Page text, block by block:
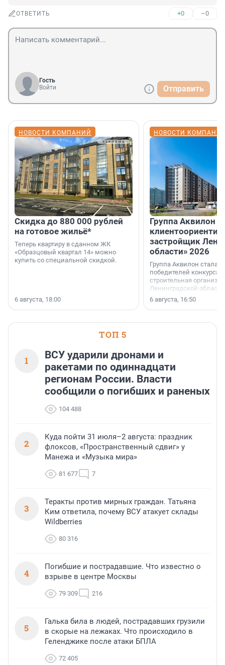
ОТВЕТИТЬ +0 –0
Гость
Войти
Отправить
НОВОСТИ КОМПАНИЙ
Скидка до 880 000 рублей
на готовое жильё*
Теперь квартиру в сданном ЖК
«Образцовый квартал 14» можно
купить со специальной скидкой.
6 августа, 18:00
НОВОСТИ
Группа Аквилон
застройщик
области» 2026
Группа Аквилон стала
победителей конкурса
строительная
Ленинградской области
номинации «Самый
застройщик
области».
6 августа, 16:50
ТОП 5
1
ВСУ ударили дронами и
ракетами по одиннадцати
регионам России. Власти
сообщили о погибших и раненых
104 488
2
Куда пойти 31 июля–2 августа: праздник
флоксов, «Пространственный сдвиг» у
Манежа и «Музыка мира»
81 677 7
3
Теракты против мирных граждан. Татьяна
Ким ответила, почему ВСУ атакует склады
Wildberries
80 316
4
Погибшие и пострадавшие. Что известно о
взрыве в центре Москвы
79 309 216
5
Галька била в людей, пострадавших грузили
в скорые на лежаках. Что происходило в
Геленджике после атаки БПЛА
72 405